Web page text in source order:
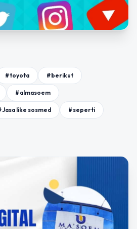
#toyota #berikut
#almasoem
like sosmed #seperti